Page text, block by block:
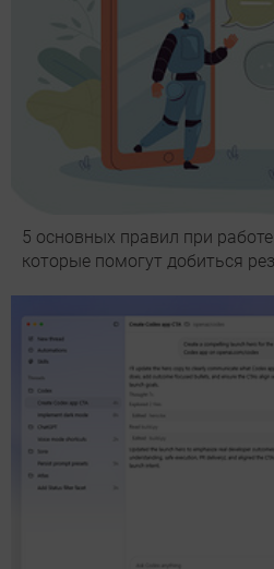
5 основных правил при
которые помогут добиться